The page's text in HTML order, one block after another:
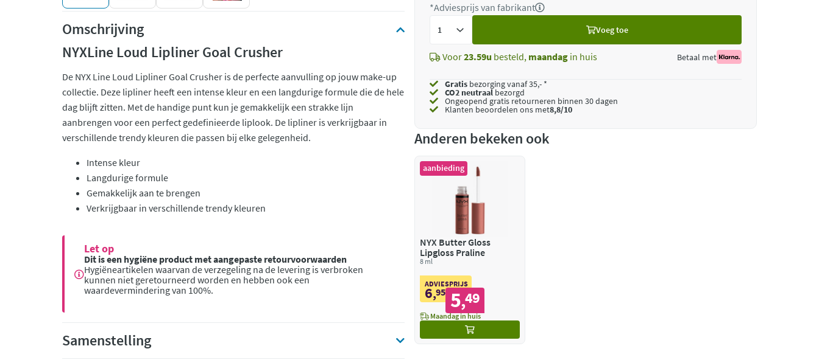
Omschrijving
NYXLine Loud Lipliner Goal Crusher
De NYX Line Loud Lipliner Goal Crusher is de perfecte aanvulling op jouw make-up
collectie. Deze lipliner heeft een intense kleur en een langdurige formule die de hele
dag blijft zitten. Met de handige punt kun je gemakkelijk een strakke lijn
aanbrengen voor een perfect gedefinieerde liplook. De lipliner is verkrijgbaar in
verschillende trendy kleuren die passen bij elke gelegenheid.
Intense kleur
Langdurige formule
Gemakkelijk aan te brengen
Verkrijgbaar in verschillende trendy kleuren
Let op
Dit is een hygiëne product met aangepaste retourvoorwaarden
Hygiëneartikelen waarvan de verzegeling na de levering is verbroken
kunnen niet geretourneerd worden en hebben ook een
waardevermindering van 100%.
Samenstelling
*Adviesprijs van fabrikant
Voeg toe
Voor23.59u besteld, maandag in huis Betaal met
Gratis bezorging vanaf 35,- *
CO2 neutraalbezorgd
Ongeopend gratis retourneren binnen 30 dagen
Klanten beoordelen ons met8,8/10
Anderen bekeken ook
aanbieding
NYX Butter Gloss
Lipgloss Praline
8 ml
ADVIESPRIJS
6,95 5,49
Maandag in huis